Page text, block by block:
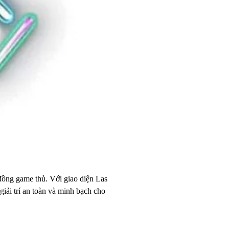
game thủ. Với giao diện Las
trí an toàn và minh bạch cho